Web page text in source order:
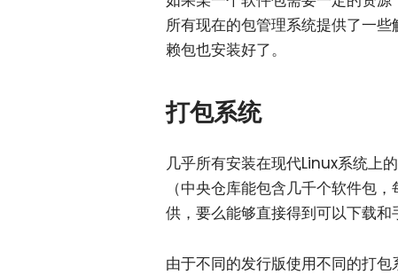
所有现在的包管理系统提供了一
赖包也安装好了。
打包系统
几乎所有安装在现代Linux系统上
（中央仓库能包含几千个软件包
供，要么能够直接得到可以下载和
由于不同的发行版使用不同的打